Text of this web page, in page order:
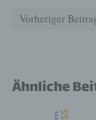
Vorheriger
Ähnliche
unmittelbare
ebenfalls eine
gespeichert. Solche
betroffenen Person
werden für